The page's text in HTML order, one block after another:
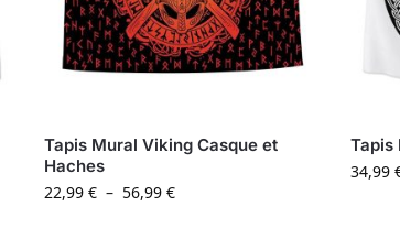
Tapis Mural Viking Casque et
Haches
22,99 € – 56,99 €
Tapis
34,99